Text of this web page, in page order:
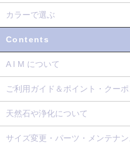
カラーで選ぶ
Contents
A I M について
ご利用ガイド＆ポイント・クーポ
天然石や浄化について
サイズ変更・パーツ・メンテナ